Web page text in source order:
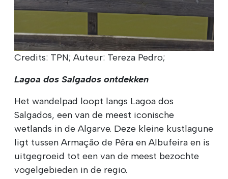
Credits: TPN; Auteur: Tereza Pedro;
Lagoa dos Salgados ontdekken
Het wandelpad loopt langs Lagoa dos
Salgados, een van de meest iconische
wetlands in de Algarve. Deze kleine kustlagune
ligt tussen Armação de Pêra en Albufeira en is
uitgegroeid tot een van de meest bezochte
vogelgebieden in de regio.